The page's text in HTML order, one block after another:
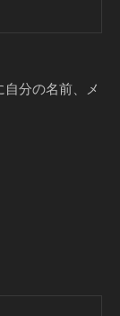
分の名前、メ